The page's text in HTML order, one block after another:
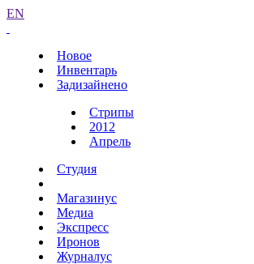
EN
Новое
Инвентарь
Задизайнено
Стрипы
2012
Апрель
Студия
Магазинус
Медиа
Экспресс
Иронов
Журналус